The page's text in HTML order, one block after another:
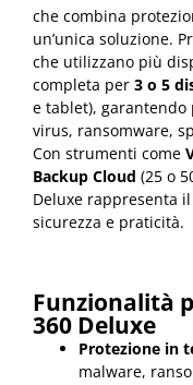
che combina
un’unica soluzione.
che utilizzano più
completa per 3 o 5
e tablet),
virus, ransomware,
Con strumenti come
Backup Cloud (25 o
Deluxe rappresenta
sicurezza e praticità.
Funzionalità
360 Deluxe
Protezione in
malware,